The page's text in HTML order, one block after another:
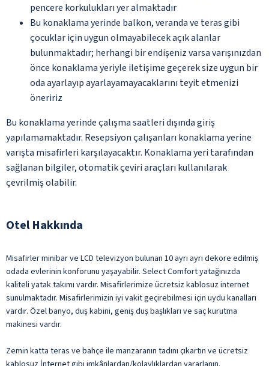
pencere korkulukları yer almaktadır
Bu konaklama yerinde balkon, veranda ve teras gibi
çocuklar için uygun olmayabilecek açık alanlar
bulunmaktadır; herhangi bir endişeniz varsa varışınızdan
önce konaklama yeriyle iletişime geçerek size uygun bir
oda ayarlayıp ayarlayamayacaklarını teyit etmenizi
öneririz
Bu konaklama yerinde çalışma saatleri dışında giriş
yapılamamaktadır. Resepsiyon çalışanları konaklama yerine
varışta misafirleri karşılayacaktır. Konaklama yeri tarafından
sağlanan bilgiler, otomatik çeviri araçları kullanılarak
çevrilmiş olabilir.
Otel Hakkında
Misafirler minibar ve LCD televizyon bulunan 10 ayrı ayrı dekore edilmiş
odada evlerinin konforunu yaşayabilir. Select Comfort yatağınızda
kaliteli yatak takımı vardır. Misafirlerimize ücretsiz kablosuz internet
sunulmaktadır. Misafirlerimizin iyi vakit geçirebilmesi için uydu kanalları
vardır. Özel banyo, duş kabini, geniş duş başlıkları ve saç kurutma
makinesi vardır.
Zemin katta teras ve bahçe ile manzaranın tadını çıkartın ve ücretsiz